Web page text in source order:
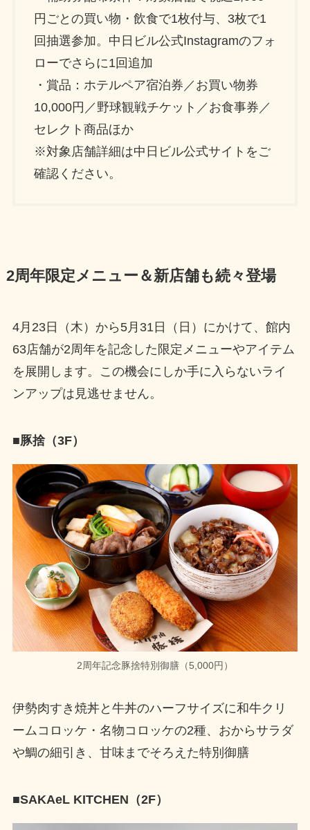
円ごとの買い物・飲食で1枚付与、3枚で1
回抽選参加。中日ビル公式Instagramのフォ
ローでさらに1回追加
・賞品：ホテルペア宿泊券／お買い物券
10,000円／野球観戦チケット／お食事券／
セレクト商品ほか
※対象店舗詳細は中日ビル公式サイトをご
確認ください。
2周年限定メニュー＆新店舗も続々登場
4月23日（木）から5月31日（日）にかけて、館内
63店舗が2周年を記念した限定メニューやアイテム
を展開します。この機会にしか手に入らないライ
ンアップは見逃せません。
■豚捨（3F）
2周年記念豚捨特別御膳（5,000円）
伊勢肉すき焼丼と牛丼のハーフサイズに和牛クリ
ームコロッケ・名物コロッケの2種、おからサラダ
や鯛の細引き、甘味までそろえた特別御膳
■SAKAeL KITCHEN（2F）